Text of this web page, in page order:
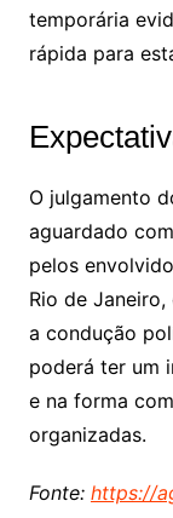
temporária
rápida para
O julgamento
aguardado
pelos
Rio de
a condução
poderá ter um
e na forma
organizadas.
Fonte: https://